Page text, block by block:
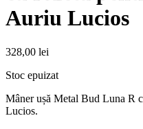
Auriu Lucios
328,00 lei
Stoc epuizat
Mâner ușă Metal Bud Luna R
Lucios.